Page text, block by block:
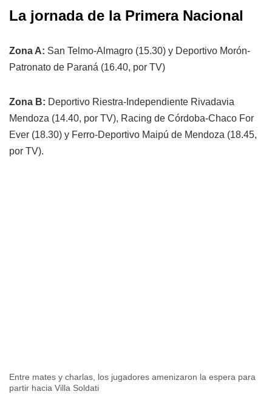
La jornada de la Primera Nacional
Zona A: San Telmo-Almagro (15.30) y Deportivo Morón-
Patronato de Paraná (16.40, por TV)
Zona B: Deportivo Riestra-Independiente Rivadavia
Mendoza (14.40, por TV), Racing de Córdoba-Chaco For
Ever (18.30) y Ferro-Deportivo Maipú de Mendoza (18.45,
por TV).
Entre mates y charlas, los jugadores amenizaron la espera para
partir hacia Villa Soldati